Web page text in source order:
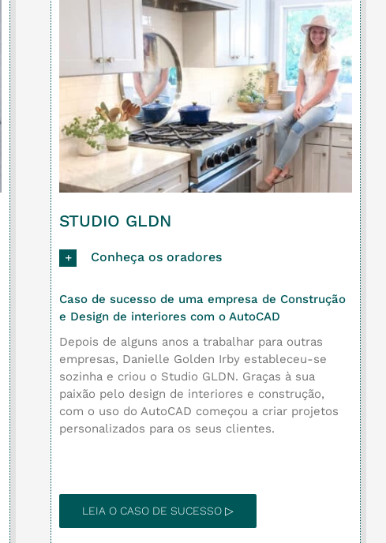
STUDIO GLDN
Conheça os oradores
Caso de sucesso de uma empresa de Construção
e Design de interiores com o AutoCAD
Depois de alguns anos a trabalhar para outras
empresas, Danielle Golden Irby estableceu-se
sozinha e criou o Studio GLDN. Graças à sua
paixão pelo design de interiores e construção,
com o uso do AutoCAD começou a criar projetos
personalizados para os seus clientes.
LEIA O CASO DE SUCESSO ▷